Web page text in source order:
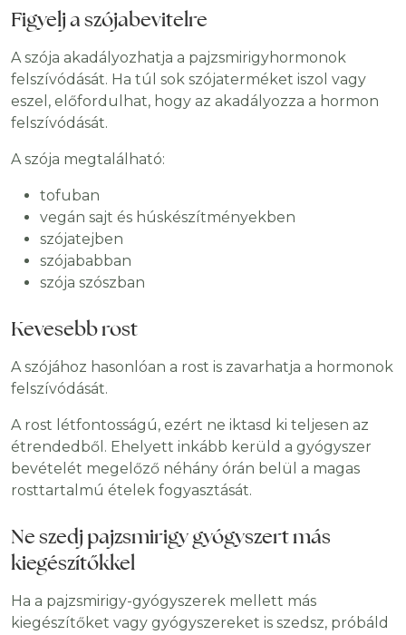
Figyelj a szójabevitelre
A szója akadályozhatja a pajzsmirigyhormonok
felszívódását. Ha túl sok szójaterméket iszol vagy
eszel, előfordulhat, hogy az akadályozza a hormon
felszívódását.
A szója megtalálható:
tofuban
vegán sajt és húskészítményekben
szójatejben
szójababban
szója szószban
Kevesebb rost
A szójához hasonlóan a rost is zavarhatja a hormonok
felszívódását.
A rost létfontosságú, ezért ne iktasd ki teljesen az
étrendedből. Ehelyett inkább kerüld a gyógyszer
bevételét megelőző néhány órán belül a magas
rosttartalmú ételek fogyasztását.
Ne szedj pajzsmirigy gyógyszert más
kiegészítőkkel
Ha a pajzsmirigy-gyógyszerek mellett más
kiegészítőket vagy gyógyszereket is szedsz, próbáld